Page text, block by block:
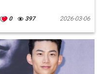
0 397 2026-03-06